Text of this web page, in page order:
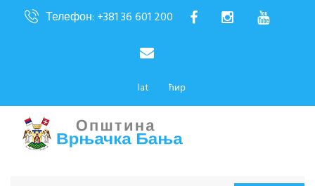
Телефон: +381 36 601 200
lat ћир